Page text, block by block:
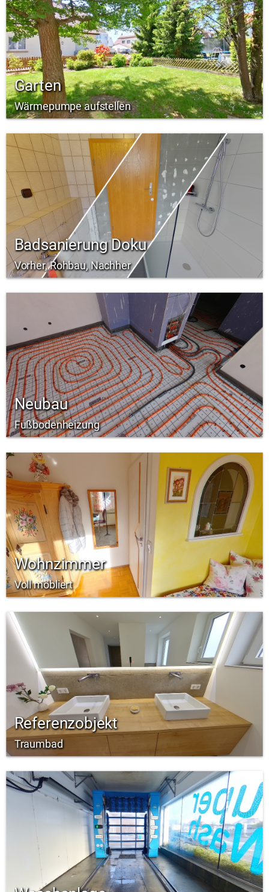
Garten
Wärmepumpe aufstellen
Badsanierung Doku
Vorher, Rohbau, Nachher
Neubau
Fußbodenheizung
Wohnzimmer
Voll möbliert
Referenzobjekt
Traumbad